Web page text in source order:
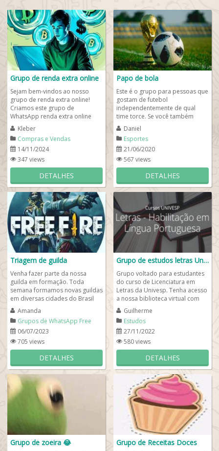
Grupo de renda extra online
Sejam bem-vindos ao nosso
grupo de renda extra online!
Criamos este grupo de
WhatsApp renda extra online
para pessoas que desejam ter
uma renda mensal...
Kleber
Compras e Vendas
14/11/2024
347 views
DETALHES
Papo de bola
Este é o grupo para pessoas que
gostam de futebol
independentemente de qual
time torce. Se você também
gosta de debater, torcer, está no
melhor grupo de...
Daniel
Esportes
21/06/2020
567 views
DETALHES
Triagem de guilda
Venha fazer parte da nossa
guilda em formação. Toda
semana formamos novas guildas
em diversas cidades do Brasil
para mulheres e para homens.
Aqui todos podem...
Amanda
Grupos de WhatsApp Free
Fire
06/07/2023
705 views
DETALHES
Grupo de estudos letras Univesp
Grupo voltado para estudantes
do curso de Licenciatura em
Letras da Univesp. Tenha acesso
a nossa biblioteca virtual com
milhares de exemplares para
estudar,...
Guilherme
Estudos
27/11/2022
580 views
DETALHES
Grupo de zoeira 😂 Grupo de Receitas Doces